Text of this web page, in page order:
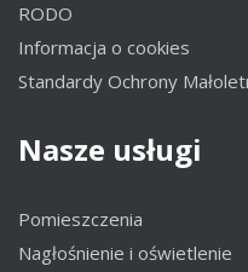
RODO
Informacja o cookies
Standardy Ochrony
Nasze usługi
Pomieszczenia
Nagłośnienie i oświetlenie